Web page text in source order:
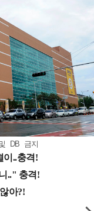
DB 금지